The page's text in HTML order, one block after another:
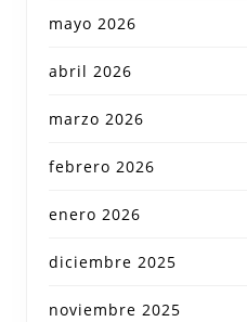
mayo 2026
abril 2026
marzo 2026
febrero 2026
enero 2026
diciembre 2025
noviembre 2025